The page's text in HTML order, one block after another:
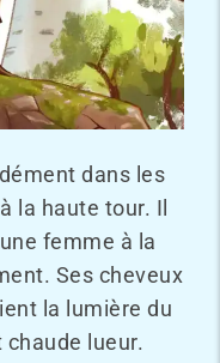
dans les
la haute tour. Il
femme à la
Ses cheveux
la lumière du
lueur.